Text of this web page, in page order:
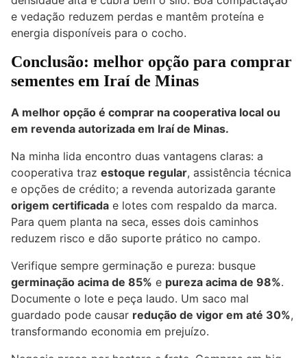
e vedação reduzem perdas e mantêm proteína e
energia disponíveis para o cocho.
Conclusão: melhor opção para comprar
sementes em Iraí de Minas
A melhor opção é comprar na cooperativa local ou
em revenda autorizada em Iraí de Minas.
Na minha lida encontro duas vantagens claras: a
cooperativa traz estoque regular, assistência técnica
e opções de crédito; a revenda autorizada garante
origem certificada e lotes com respaldo da marca.
Para quem planta na seca, esses dois caminhos
reduzem risco e dão suporte prático no campo.
Verifique sempre germinação e pureza: busque
germinação acima de 85% e pureza acima de 98%.
Documente o lote e peça laudo. Um saco mal
guardado pode causar redução de vigor em até 30%,
transformando economia em prejuízo.